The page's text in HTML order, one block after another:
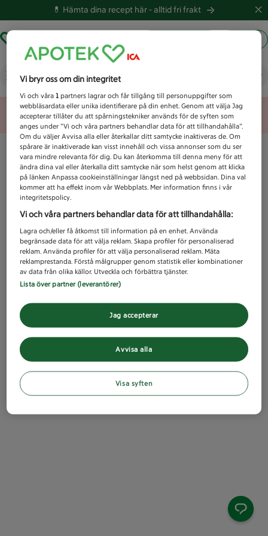
💊 Hämta dina recept här -alltid fri frakt
Vad letar du efter idag?
Unknown error
Vi bryr oss om din integritet
Vi och våra1 partners lagrar och får tillgång till personuppgifter som
webbläsardata eller unika identifierare på din enhet. Genom att välja Jag
accepterar tillåter du att spårningstekniker används för de syften som
anges under ”Vi och våra partners behandlar data för att tillhandahålla”.
Om du väljer Avvisa alla eller återkallar ditt samtycke inaktiveras de. Om
spårare är inaktiverade kan visst innehåll och vissa annonser som du ser
vara mindre relevanta för dig. Du kan återkomma till denna meny för att
ändra dina val eller återkalla ditt samtycke när som helst genom att klicka
på länken Anpassa cookieinställningar längst ned på webbsidan. Dina val
kommer att ha effekt inom vår Webbplats. Mer information finns i vår
integritetspolicy.
Vi och våra partners behandlar data för att tillhandahålla:
Lagra och/eller få åtkomst till information på en enhet. Använda
begränsade data för att välja reklam. Skapa profiler för personaliserad
reklam. Använda profiler för att välja personaliserad reklam. Mäta
reklamprestanda. Förstå målgrupper genom statistik eller kombinationer
av data från olika källor. Utveckla och förbättra tjänster.
Lista över partner (leverantörer)
Avvisa alla
Jag accepterar
Visa syften